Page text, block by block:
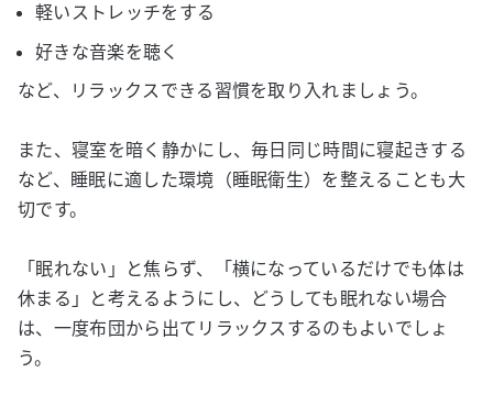
軽いストレッチをする
好きな音楽を聴く
など、リラックスできる習慣を取り入れましょう。
また、寝室を暗く静かにし、毎日同じ時間に寝起きする
など、睡眠に適した環境（睡眠衛生）を整えることも大
切です。
「眠れない」と焦らず、「横になっているだけでも体は
休まる」と考えるようにし、どうしても眠れない場合
は、一度布団から出てリラックスするのもよいでしょ
う。